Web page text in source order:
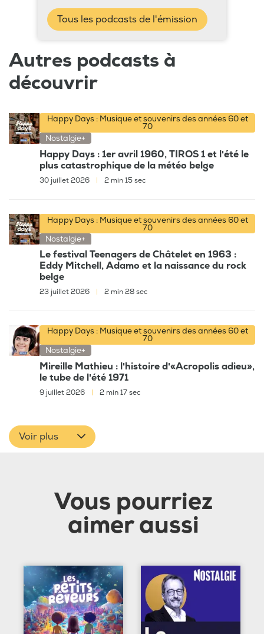
Tous les podcasts de l'émission
Autres podcasts à
découvrir
Happy Days : Musique et souvenirs des années 60 et
70
Nostalgie+
Happy Days : 1er avril 1960, TIROS 1 et l'été le
plus catastrophique de la météo belge
30 juillet 2026 2 min 15 sec
Happy Days : Musique et souvenirs des années 60 et
70
Nostalgie+
Le festival Teenagers de Châtelet en 1963 :
Eddy Mitchell, Adamo et la naissance du rock
belge
23 juillet 2026 2 min 28 sec
Happy Days : Musique et souvenirs des années 60 et
70
Nostalgie+
Mireille Mathieu : l'histoire d'«Acropolis adieu»,
le tube de l'été 1971
9 juillet 2026 2 min 17 sec
Voir plus
Vous pourriez
aimer aussi